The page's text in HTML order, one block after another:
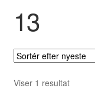
Kasse
Klage
Klageprocedure
13
Viser 1 resultat